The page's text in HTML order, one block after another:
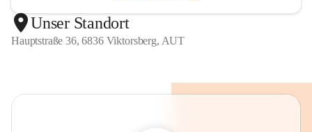
Unser Standort
Hauptstraße 36, 6836 Viktorsberg, AUT